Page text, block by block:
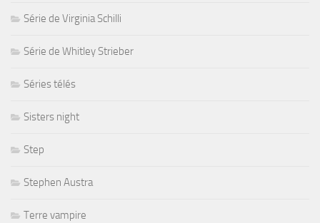
Série de Virginia Schilli
Série de Whitley Strieber
Séries télés
Sisters night
Step
Stephen Austra
Terre vampire